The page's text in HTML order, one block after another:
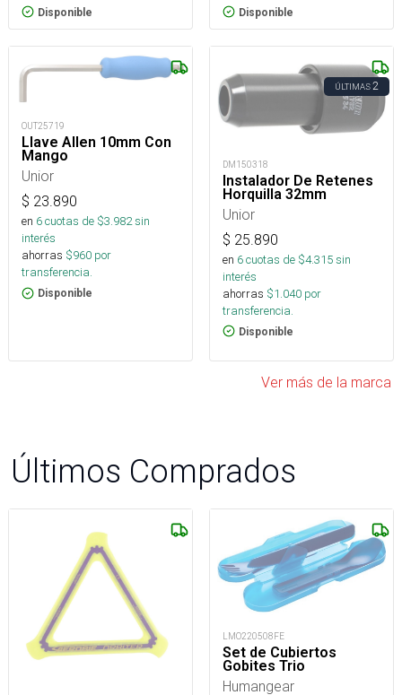
Disponible Disponible
OUT25719
Llave Allen 10mm Con
Mango
Unior
$ 23.890
en 6cuotas de $3.982sin
interés
ahorras $960 por
transferencia.
Disponible
ÚLTIMAS2
DM150318
Instalador De Retenes
Horquilla 32mm
Unior
$ 25.890
en 6cuotas de $4.315sin
interés
ahorras $1.040 por
transferencia.
Disponible
Ver más de la marca
Últimos Comprados
LMO220508FE
Set de Cubiertos
Gobites Trio
Humangear